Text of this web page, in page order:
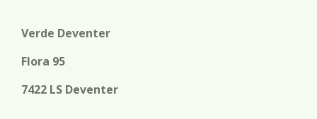
Verde Deventer
Flora 95
7422 LS Deventer